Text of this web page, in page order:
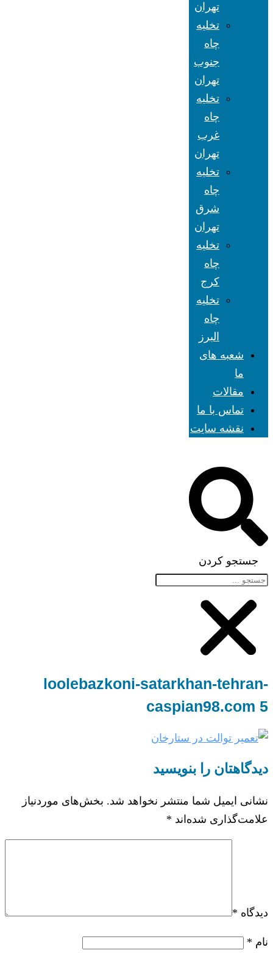
تهران
تخلیه
چاه
جنوب
تهران
تخلیه
چاه
غرب
تهران
تخلیه
چاه
شرق
تهران
تخلیه
چاه
کرج
تخلیه
چاه
البرز
شعبه های
ما
مقالات
تماس با ما
نقشه سایت
جستجو کردن
loolebazkoni-satarkhan-tehran-
caspian98.com 5
دیدگاهتان را بنویسید
نشانی ایمیل شما منتشر نخواهد شد. بخش‌های موردنیاز
علامت‌گذاری شده‌اند *
دیدگاه *
نام *